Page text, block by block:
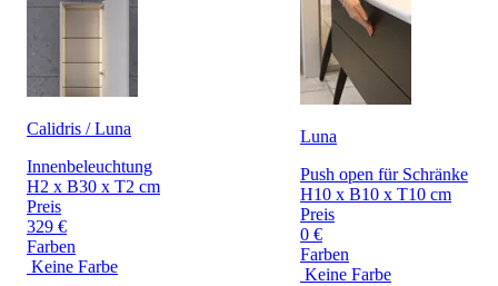
Calidris / Luna
Innenbeleuchtung
H2 x B30 x T2 cm
Preis
329 €
Farben
Keine Farbe
Luna
Push open für Schränke
H10 x B10 x T10 cm
Preis
0 €
Farben
Keine Farbe